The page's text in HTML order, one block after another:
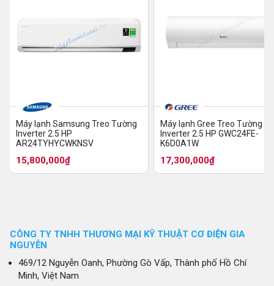
Máy lạnh Samsung Treo Tường
Inverter 2.5 HP
AR24TYHYCWKNSV
15,800,000₫
Máy lạnh Gree Treo Tường
Inverter 2.5 HP GWC24FE-
K6D0A1W
17,300,000₫
CÔNG TY TNHH THƯƠNG MẠI KỸ THUẬT CƠ ĐIỆN GIA
NGUYỄN
469/12 Nguyễn Oanh, Phường Gò Vấp, Thành phố Hồ Chí
Minh, Việt Nam